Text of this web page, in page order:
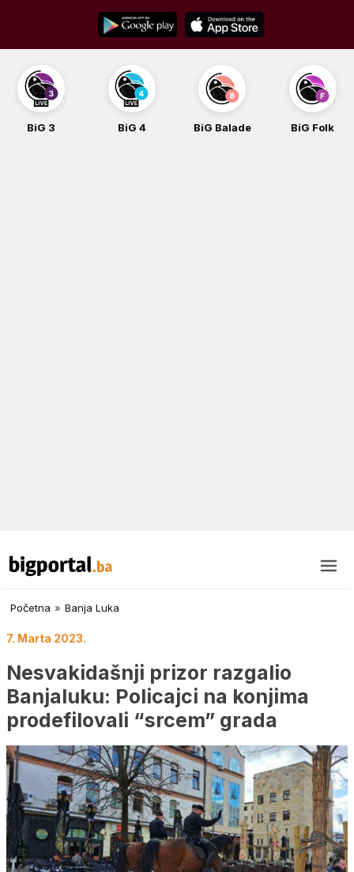
content
BiG 3 BiG 4 BiG Balade BiG Folk
Početna » Banja Luka
7. Marta 2023.
Nesvakidašnji prizor razgalio
Banjaluku: Policajci na konjima
prodefilovali “srcem” grada